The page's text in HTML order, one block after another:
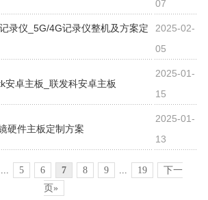
07
录仪_5G/4G记录仪整机及方案定
2025-02-
05
安卓主板_联发科安卓主板
2025-01-
15
硬件主板定制方案
2025-01-
13
5 6 7 8 9 19
下一
页»